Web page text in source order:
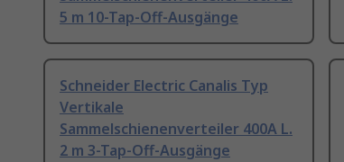
5 m 10-Tap-Off-Ausgänge
Schneider Electric Canalis Typ
Vertikale
Sammelschienenverteiler 400A L.
2 m 3-Tap-Off-Ausgänge